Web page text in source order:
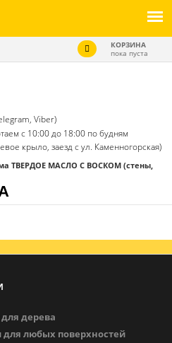
КОРЗИНА
пока пуста
Viber)
с 10:00 до 18:00 по будням
крыло, заезд с ул. Каменногорская)
ТВЕРДОЕ МАСЛО С ВОСКОМ (стены,
дерева
любых поверхностей